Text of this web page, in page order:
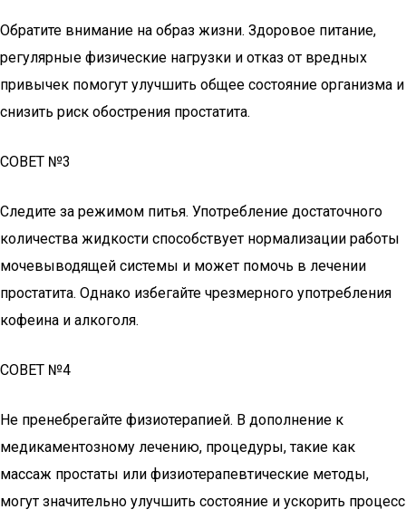
Обратите внимание на образ жизни. Здоровое питание,
регулярные физические нагрузки и отказ от вредных
привычек помогут улучшить общее состояние организма и
снизить риск обострения простатита.
СОВЕТ №3
Следите за режимом питья. Употребление достаточного
количества жидкости способствует нормализации работы
мочевыводящей системы и может помочь в лечении
простатита. Однако избегайте чрезмерного употребления
кофеина и алкоголя.
СОВЕТ №4
Не пренебрегайте физиотерапией. В дополнение к
медикаментозному лечению, процедуры, такие как
массаж простаты или физиотерапевтические методы,
могут значительно улучшить состояние и ускорить процесс